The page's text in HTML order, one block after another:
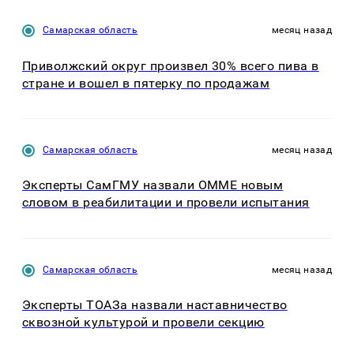
Самарская область месяц назад
Приволжский округ произвел 30% всего пива в
стране и вошел в пятерку по продажам
Самарская область месяц назад
Эксперты СамГМУ назвали OMME новым
словом в реабилитации и провели испытания
Самарская область месяц назад
Эксперты ТОАЗа назвали наставничество
сквозной культурой и провели секцию